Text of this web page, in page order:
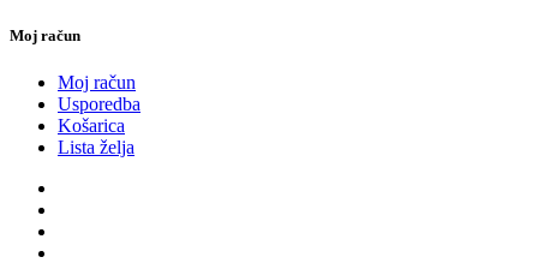
Moj račun
Moj račun
Usporedba
Košarica
Lista želja